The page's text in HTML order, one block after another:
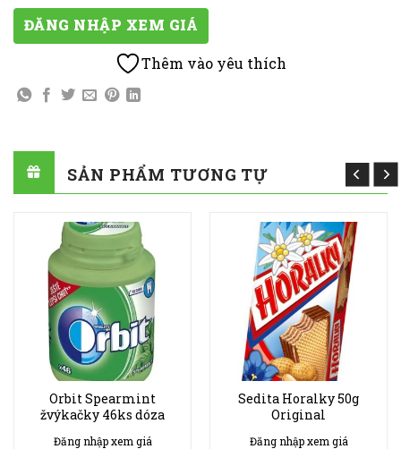
ĐĂNG NHẬP XEM GIÁ
Thêm vào yêu thích
SẢN PHẨM TƯƠNG TỰ
Orbit Spearmint
žvýkačky 46ks dóza
Đăng nhập xem giá
Sedita Horalky 50g
Original
Đăng nhập xem giá